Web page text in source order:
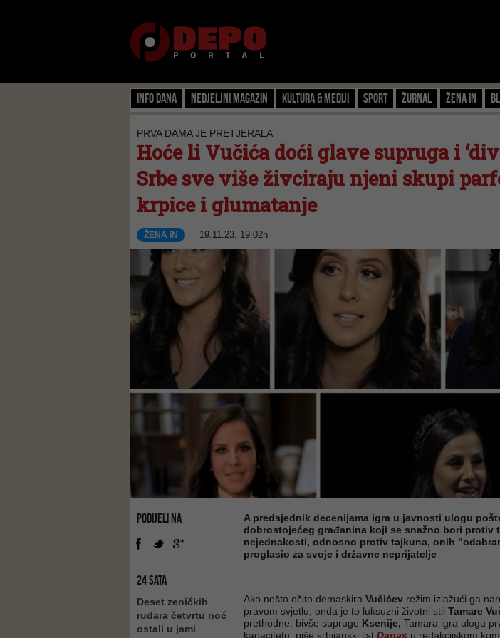
Info dana Nedjeljni magazin Kultura & Mediji Sport Žurnal Žena IN
PRVA DAMA JE PRETJERALA
Hoće li Vučića doći glave supruga i
Srbe sve više živciraju njeni skupi
krpice i glumatanje
ŽENA iN 19.11.23, 19:02h
PODIJELI NA
24 SATA
Deset zeničkih
rudara četvrtu noć
ostali u jami
A predsjednik decenijama igra u javnosti ulogu
dobrostojećeg građanina koji se snažno bori protiv
nejednakosti, odnosno protiv tajkuna, onih
proglasio za svoje i državne neprijatelje
Ako nešto očito demaskira Vučićev režim izlažući ga
pravom svjetlu, onda je to luksuzni životni stil Tamare
prethodne, bivše supruge Ksenije, Tamara igra ulogu
kapacitetu, piše srbijanski list Danas u redakcijskom